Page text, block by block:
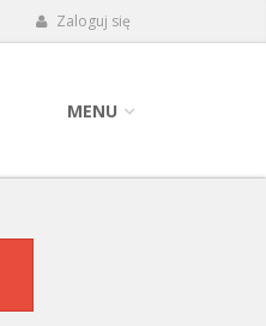
Zaloguj się
MENU